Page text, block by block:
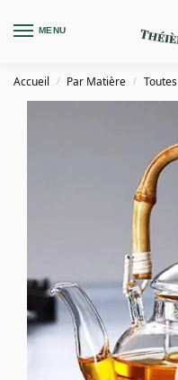
MENU
Accueil / Par Matière /